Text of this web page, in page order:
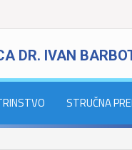
DR. IVAN
STRUČNA